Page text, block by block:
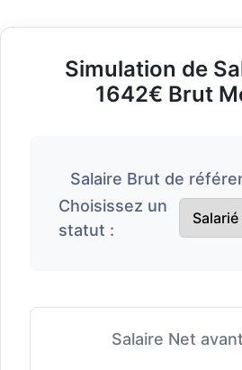
Simulation de
1642€ Brut
Salaire Brut de
Choisissez un
statut :
Salaire Net